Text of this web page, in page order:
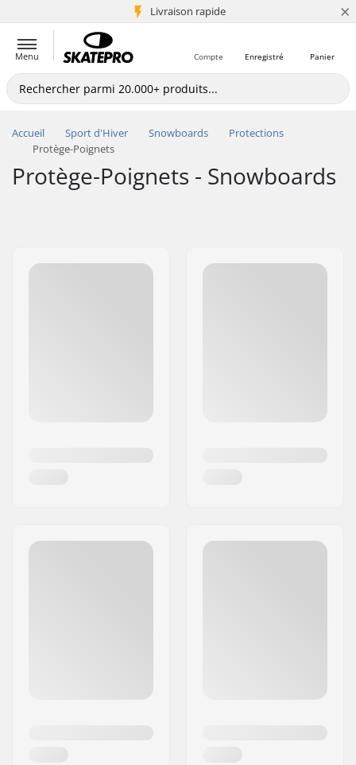
Livraison rapide
+5 mio de clients ×
Menu Panier
Enregistré
Compte
Accueil Sport d'Hiver Snowboards
Protections
Protège-Poignets
Protège-Poignets - Snowboards